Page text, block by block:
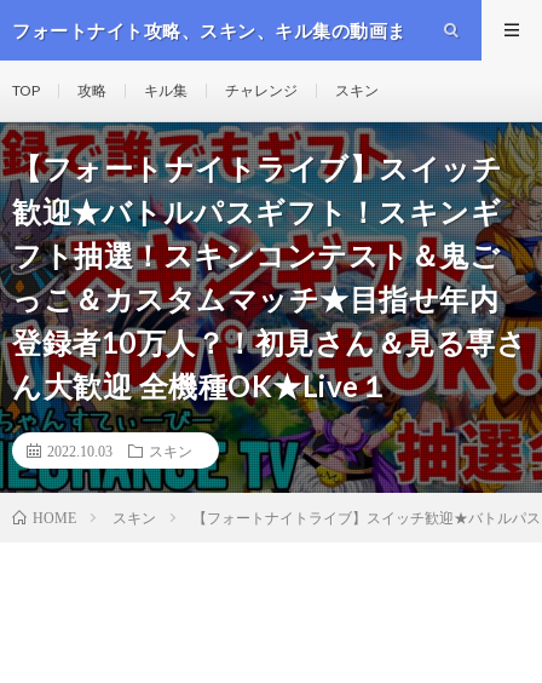
フォートナイト攻略、スキン、キル集の動画ま
TOP 攻略 キル集 チャレンジ スキン
【フォートナイトライブ】スイッチ
歓迎★バトルパスギフト！スキンギ
フト抽選！スキンコンテスト＆鬼ご
っこ＆カスタムマッチ★目指せ年内
登録者10万人？！初見さん＆見る専さ
ん大歓迎 全機種OK★Live１
2022.10.03 スキン
HOME スキン 【フォートナイトライブ】スイッチ歓迎★バトルパ